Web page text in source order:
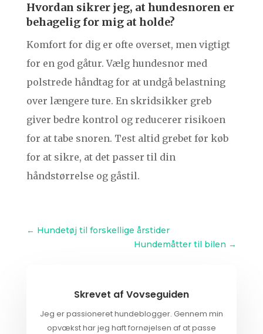
Hvordan sikrer jeg, at hundesnoren er
behagelig for mig at holde?
Komfort for dig er ofte overset, men vigtigt
for en god gåtur. Vælg hundesnor med
polstrede håndtag for at undgå belastning
over længere ture. En skridsikker greb
giver bedre kontrol og reducerer risikoen
for at tabe snoren. Test altid grebet før køb
for at sikre, at det passer til din
håndstørrelse og gåstil.
← Hundetøj til forskellige årstider
Hundemåtter til bilen →
Skrevet af Vovseguiden
Jeg er passioneret hundeblogger. Gennem min
opvækst har jeg haft fornøjelsen af at passe